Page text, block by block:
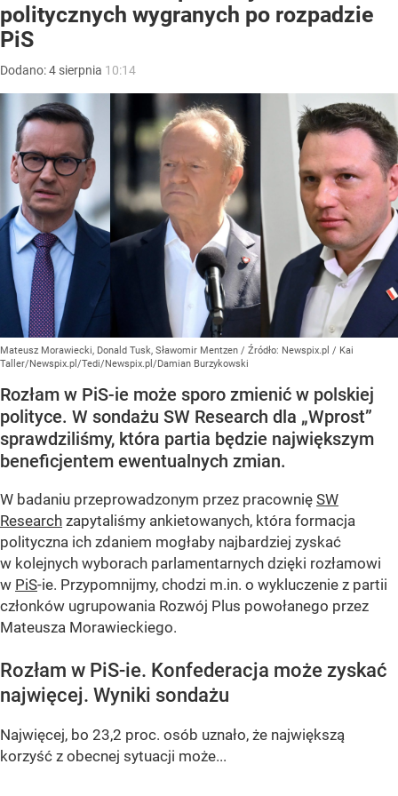
politycznych wygranych po rozpadzie
PiS
Dodano:4 sierpnia 10:14
Mateusz Morawiecki, Donald Tusk, Sławomir Mentzen / Źródło: Newspix.pl / Kai
Taller/Newspix.pl/Tedi/Newspix.pl/Damian Burzykowski
Rozłam w PiS-ie może sporo zmienić w polskiej
polityce. W sondażu SW Research dla „Wprost”
sprawdziliśmy, która partia będzie największym
beneficjentem ewentualnych zmian.
W badaniu przeprowadzonym przez pracownię SW
Research zapytaliśmy ankietowanych, która formacja
polityczna ich zdaniem mogłaby najbardziej zyskać
w kolejnych wyborach parlamentarnych dzięki rozłamowi
w PiS-ie. Przypomnijmy, chodzi m.in. o wykluczenie z partii
członków ugrupowania Rozwój Plus powołanego przez
Mateusza Morawieckiego.
Rozłam w PiS-ie. Konfederacja może zyskać
najwięcej. Wyniki sondażu
Najwięcej, bo 23,2 proc. osób uznało, że największą
korzyść z obecnej sytuacji może...